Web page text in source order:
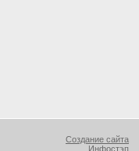
Создание сайта
Инфостэп